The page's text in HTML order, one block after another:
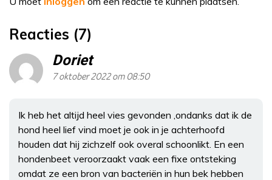
Reacties (7)
Doriet
7 oktober 2022 om 08:50
Ik heb het altijd heel vies gevonden ,ondanks dat ik de
hond heel lief vind moet je ook in je achterhoofd
houden dat hij zichzelf ook overal schoonlikt. En een
hondenbeet veroorzaakt vaak een fixe ontsteking
omdat ze een bron van bacteriën in hun bek hebben